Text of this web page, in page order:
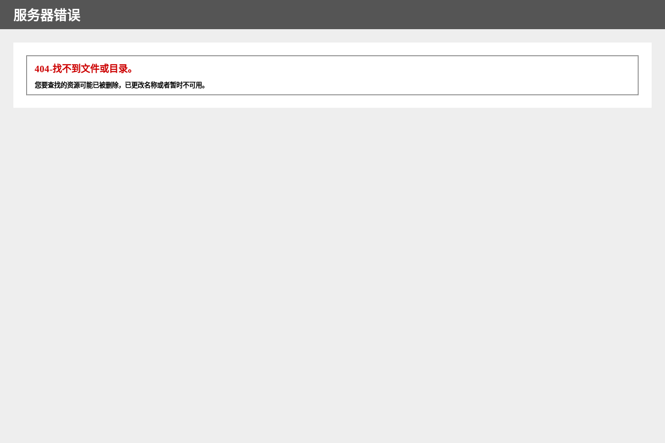
服务器错误
404-找不到文件或目录。
您要查找的资源可能已被删除，已更改名称或者暂时不可用。